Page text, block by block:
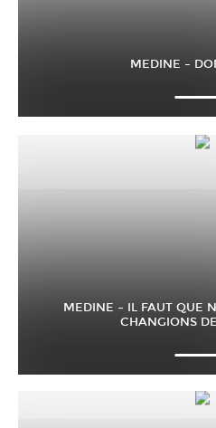
MEDINE –
MEDINE – IL FAUT QUE
CHANGIONS